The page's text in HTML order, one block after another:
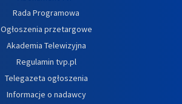
Rada Programowa
Ogłoszenia przetargowe
Akademia Telewizyjna
Regulamin tvp.pl
Telegazeta ogłoszenia
Informacje o nadawcy